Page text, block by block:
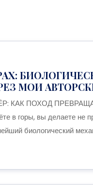
МОИ
КАК ПОХОД
в горы, вы делаете не
биологический